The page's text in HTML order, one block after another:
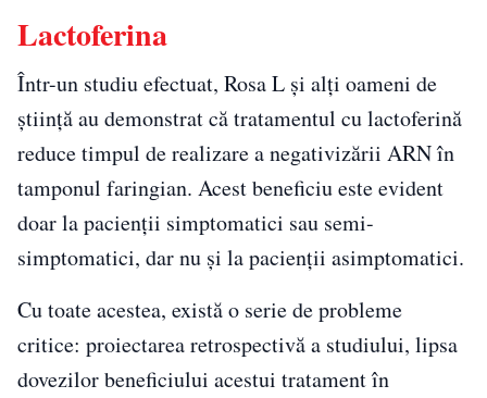
Lactoferina
Într-un studiu efectuat, Rosa L și alți oameni de
ştiinţă au demonstrat că tratamentul cu lactoferină
reduce timpul de realizare a negativizării ARN în
tamponul faringian. Acest beneficiu este evident
doar la pacienții simptomatici sau semi-
simptomatici, dar nu şi la pacienții asimptomatici.
Cu toate acestea, există o serie de probleme
critice: proiectarea retrospectivă a studiului, lipsa
dovezilor beneficiului acestui tratament în